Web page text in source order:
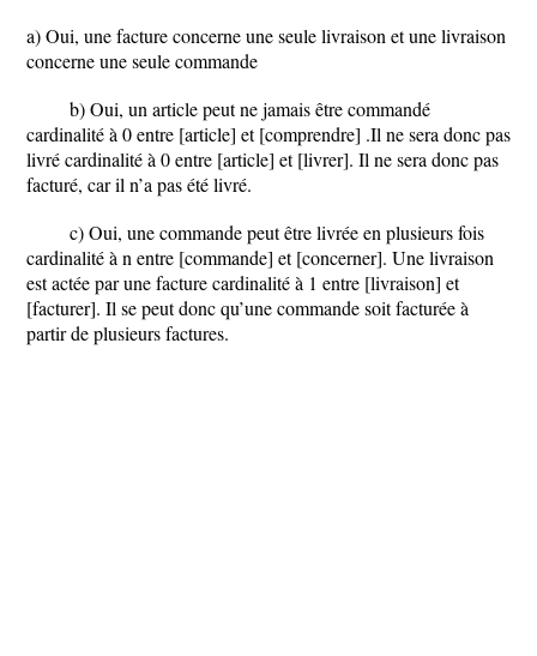
a) Oui, une facture concerne une seule livraison et une livraison
concerne une seule commande
b) Oui, un article peut ne jamais être commandé
cardinalité à 0 entre [article] et [comprendre] .Il ne sera donc pas
livré cardinalité à 0 entre [article] et [livrer]. Il ne sera donc pas
facturé, car il n’a pas été livré.
c) Oui, une commande peut être livrée en plusieurs fois
cardinalité à n entre [commande] et [concerner]. Une livraison
est actée par une facture cardinalité à 1 entre [livraison] et
[facturer]. Il se peut donc qu’une commande soit facturée à
partir de plusieurs factures.